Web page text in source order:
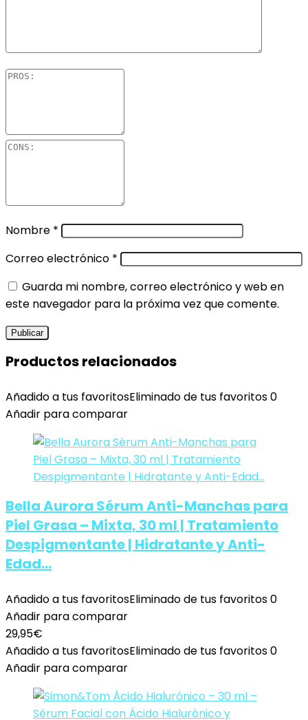
Nombre *
Correo electrónico *
Guarda mi nombre, correo electrónico y web en
este navegador para la próxima vez que comente.
Productos relacionados
Añadido a tus favoritosEliminado de tus favoritos0
Añadir para comparar
Bella Aurora Sérum Anti-Manchas para
Piel Grasa – Mixta, 30 ml | Tratamiento
Despigmentante | Hidratante y Anti-
Edad…
Añadido a tus favoritosEliminado de tus favoritos0
Añadir para comparar
29,95€
Añadido a tus favoritosEliminado de tus favoritos0
Añadir para comparar